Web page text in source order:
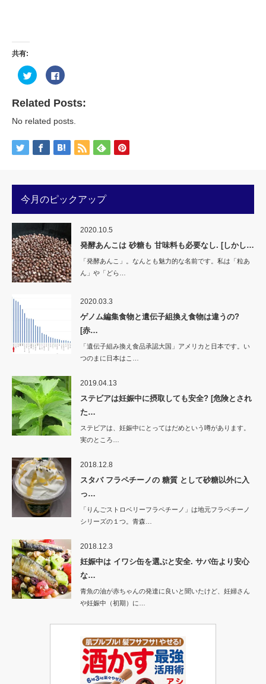
共有:
ク
リ
し
て
Twitter
で
(新
ド
ウ
で
き
ま
す)
Facebook
で
す
る
は
ッ
ク
さ
(新
い
ウ
ン
ド
ウ
で
開
き
ま
Related Posts:
No related posts.
今月のピックアップ
2020.10.5
発酵あんこは 砂糖も 甘味料も必要なし. [しかし…
「発酵あんこ」。なんとも魅力的な名前です。私は「粒あ
ん」や「どら…
2020.03.3
ゲノム編集食物と遺伝子組換え食物は違うの?
[赤…
「遺伝子組み換え食品承認大国」アメリカと日本です。い
つのまに日本はこ…
2019.04.13
ステビアは妊娠中に摂取しても安全? [危険とされ
た…
ステビアは、妊娠中にとってはだめという噂があります。
実のところ…
2018.12.8
スタバ フラペチーノの 糖質 として砂糖以外に入
っ…
「りんごストロベリーフラペチーノ」は地元フラペチーノ
シリーズの１つ。青森…
2018.12.3
妊娠中は イワシ缶を選ぶと安全. サバ缶より安心
な…
青魚の油が赤ちゃんの発達に良いと聞いたけど、妊婦さん
や妊娠中（初期）に…